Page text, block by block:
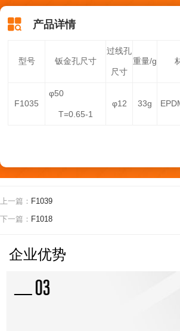
产品详情
型号 钣金孔尺寸
过线孔
尺寸
重量/g
F1035
φ50
T=0.65-1
φ12 33g
上一篇： F1039
下一篇： F1018
企业优势
03